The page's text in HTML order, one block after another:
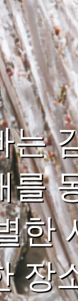
는
를
한
장